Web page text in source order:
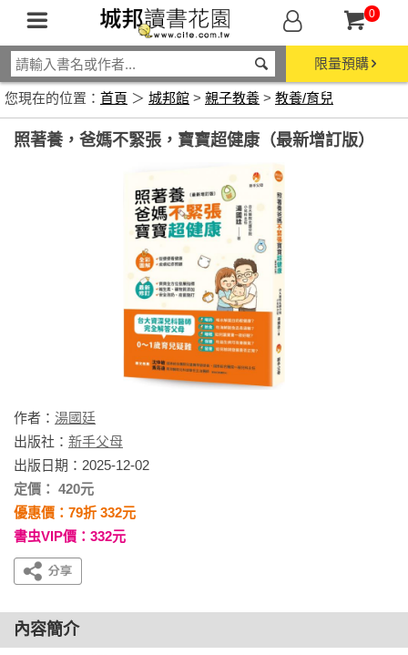
0
限量預購
您現在的位置： 首頁 ＞ 城邦館 > 親子教養 > 教養/育兒
照著養，爸媽不緊張，寶寶超健康（最新增訂版）
作者： 湯國廷
出版社： 新手父母
出版日期：2025-12-02
定價： 420元
優惠價：79折 332元
書虫VIP價：332元
內容簡介